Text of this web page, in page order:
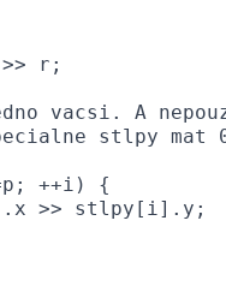
r;
vacsi. A
stlpy mat
++i) {
>> stlpy[i].y;